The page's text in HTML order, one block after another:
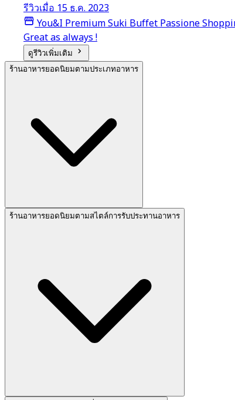
รีวิวเมื่อ 15 ธ.ค. 2023
You&I Premium Suki Buffet Passione
Great as always !
ดูรีวิวเพิ่มเติม
ร้านอาหารยอดนิยมตามประเภทอาหาร
ร้านอาหารยอดนิยมตามสไตล์การรับประทานอาหาร